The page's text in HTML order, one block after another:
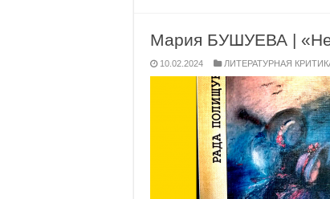
Мария БУШУЕВА |
10.02.2024 ЛИТЕРАТУРНАЯ